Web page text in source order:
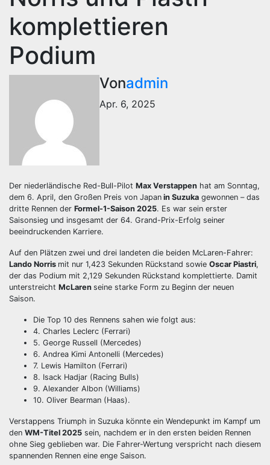
komplettieren
Podium
Vonadmin
Apr. 6, 2025
Der niederländische Red-Bull-Pilot Max Verstappen hat am Sonntag,
dem 6. April, den Großen Preis von Japan in Suzuka gewonnen – das
dritte Rennen der Formel-1-Saison 2025. Es war sein erster
Saisonsieg und insgesamt der 64. Grand-Prix-Erfolg seiner
beeindruckenden Karriere.
Auf den Plätzen zwei und drei landeten die beiden McLaren-Fahrer:
Lando Norris mit nur 1,423 Sekunden Rückstand sowie Oscar Piastri,
der das Podium mit 2,129 Sekunden Rückstand komplettierte. Damit
unterstreicht McLaren seine starke Form zu Beginn der neuen
Saison.
Die Top 10 des Rennens sahen wie folgt aus:
4. Charles Leclerc (Ferrari)
5. George Russell (Mercedes)
6. Andrea Kimi Antonelli (Mercedes)
7. Lewis Hamilton (Ferrari)
8. Isack Hadjar (Racing Bulls)
9. Alexander Albon (Williams)
10. Oliver Bearman (Haas).
Verstappens Triumph in Suzuka könnte ein Wendepunkt im Kampf um
den WM-Titel 2025 sein, nachdem er in den ersten beiden Rennen
ohne Sieg geblieben war. Die Fahrer-Wertung verspricht nach diesem
spannenden Rennen eine enge Saison.